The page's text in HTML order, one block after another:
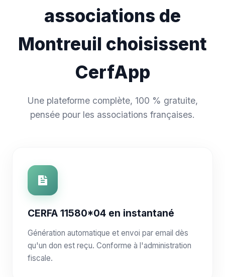
associations de
Montreuil choisissent
CerfApp
Une plateforme complète, 100 % gratuite,
pensée pour les associations françaises.
CERFA 11580*04 en instantané
Génération automatique et envoi par email dès
qu'un don est reçu. Conforme à l'administration
fiscale.